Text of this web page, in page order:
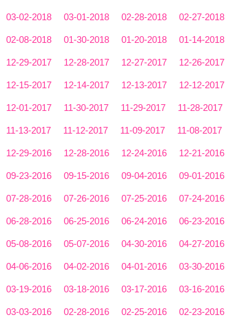
03-02-2018 03-01-2018 02-28-2018 02-27-2018
02-08-2018 01-30-2018 01-20-2018 01-14-2018
12-29-2017 12-28-2017 12-27-2017 12-26-2017
12-15-2017 12-14-2017 12-13-2017 12-12-2017
12-01-2017 11-30-2017 11-29-2017 11-28-2017
11-13-2017 11-12-2017 11-09-2017 11-08-2017
12-29-2016 12-28-2016 12-24-2016 12-21-2016
09-23-2016 09-15-2016 09-04-2016 09-01-2016
07-28-2016 07-26-2016 07-25-2016 07-24-2016
06-28-2016 06-25-2016 06-24-2016 06-23-2016
05-08-2016 05-07-2016 04-30-2016 04-27-2016
04-06-2016 04-02-2016 04-01-2016 03-30-2016
03-19-2016 03-18-2016 03-17-2016 03-16-2016
03-03-2016 02-28-2016 02-25-2016 02-23-2016